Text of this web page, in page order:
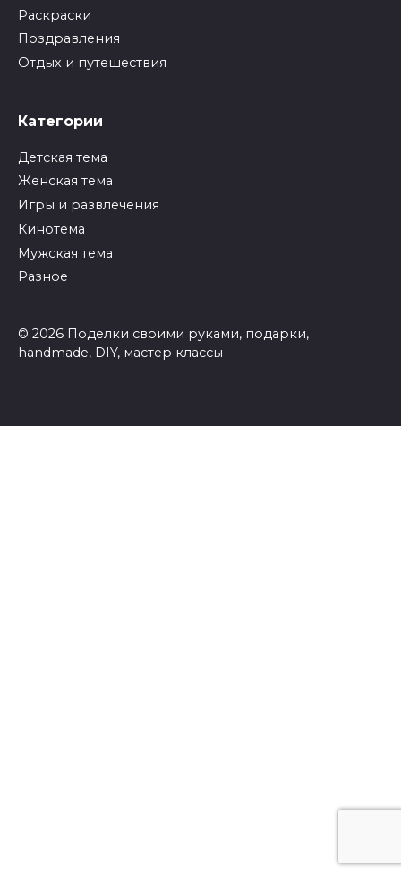
Раскраски
Поздравления
Отдых и путешествия
Категории
Детская тема
Женская тема
Игры и развлечения
Кинотема
Мужская тема
Разное
© 2026 Поделки своими руками, подарки,
handmade, DIY, мастер классы